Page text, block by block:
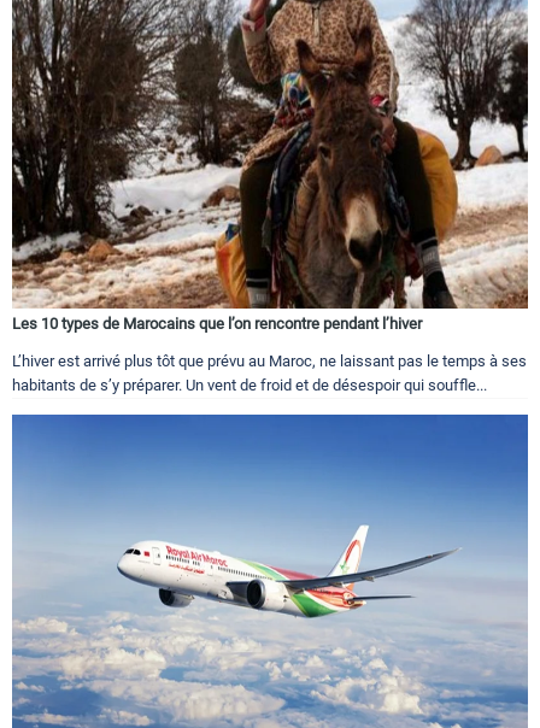
Les 10 types de Marocains que l’on rencontre pendant l’hiver
L’hiver est arrivé plus tôt que prévu au Maroc, ne laissant pas le temps à ses
habitants de s’y préparer. Un vent de froid et de désespoir qui souffle...